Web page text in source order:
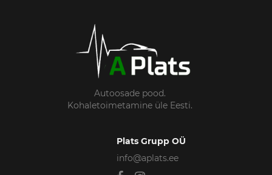
Autoosade pood.
Kohaletoimetamine üle Eesti.
Plats Grupp OÜ
info@aplats.ee